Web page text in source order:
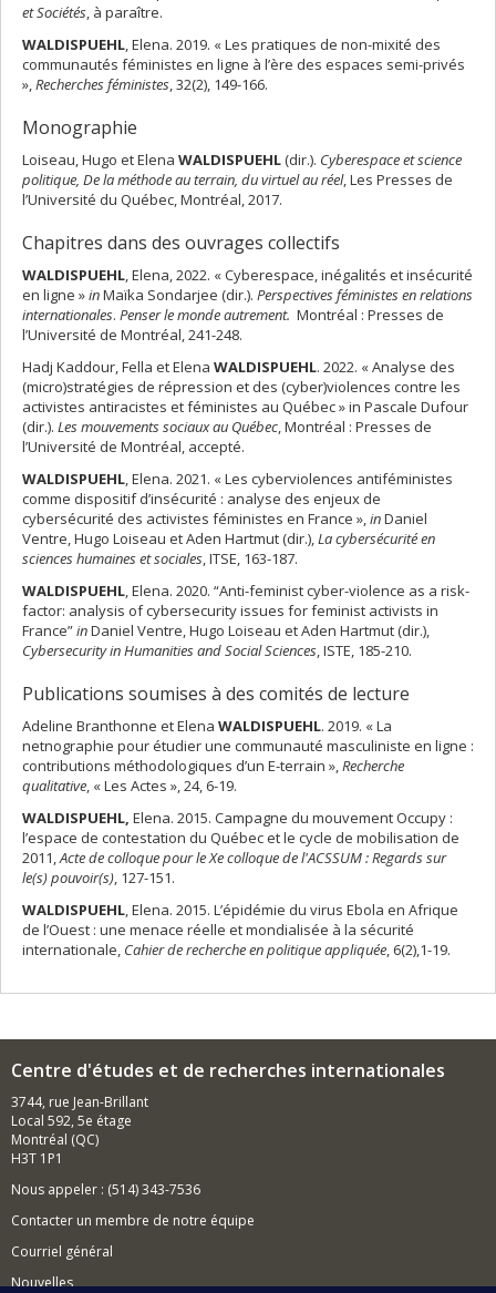
et Sociétés , à paraître.
WALDISPUEHL , Elena. 2019. « Les pratiques de non-mixité des
communautés féministes en ligne à l’ère des espaces semi-privés
», Recherches féministes , 32(2), 149-166.
Monographie
Loiseau, Hugo et Elena WALDISPUEHL(dir.). Cyberespace et science
politique, De la méthode au terrain, du virtuel au réel, Les Presses de
l’Université du Québec, Montréal, 2017.
Chapitres dans des ouvrages collectifs
WALDISPUEHL , Elena, 2022. « Cyberespace, inégalités et insécurité
en ligne »inMaïka Sondarjee (dir.). Perspectives féministes en relations
internationales. Penser le monde autrement. Montréal : Presses de
l’Université de Montréal, 241-248.
Hadj Kaddour, Fella et Elena WALDISPUEHL. 2022. « Analyse des
(micro)stratégies de répression et des (cyber)violences contre les
activistes antiracistes et féministes au Québec » in Pascale Dufour
(dir.). Les mouvements sociaux au Québec , Montréal : Presses de
l’Université de Montréal, accepté.
WALDISPUEHL , Elena. 2021. « Les cyberviolences antiféministes
comme dispositif d’insécurité : analyse des enjeux de
cybersécurité des activistes féministes en France », inDaniel
Ventre, Hugo Loiseau et Aden Hartmut (dir.), La cybersécurité en
sciences humaines et sociales , ITSE, 163-187.
WALDISPUEHL , Elena. 2020. “Anti-feminist cyber-violence as a risk-
factor: analysis of cybersecurity issues for feminist activists in
France”inDaniel Ventre, Hugo Loiseau et Aden Hartmut (dir.),
Cybersecurity in Humanities and Social Sciences , ISTE, 185-210.
Publications soumises à des comités de lecture
Adeline Branthonne et Elena WALDISPUEHL. 2019. « La
netnographie pour étudier une communauté masculiniste en ligne :
contributions méthodologiques d’un E-terrain », Recherche
qualitative , « Les Actes », 24, 6-19.
WALDISPUEHL, Elena. 2015. Campagne du mouvement Occupy :
l’espace de contestation du Québec et le cycle de mobilisation de
2011, Acte de colloque pour le Xe colloque de l'ACSSUM : Regards sur
le(s) pouvoir(s) , 127-151.
WALDISPUEHL , Elena. 2015. L’épidémie du virus Ebola en Afrique
de l’Ouest : une menace réelle et mondialisée à la sécurité
internationale, Cahier de recherche en politique appliquée , 6(2),1-19.
Centre d'études et de recherches internationales
3744, rue Jean-Brillant
Local 592, 5e étage
Montréal (QC)
H3T 1P1
Nous appeler : (514) 343-7536
Contacter un membre de notre équipe
Courriel général
Nouvelles